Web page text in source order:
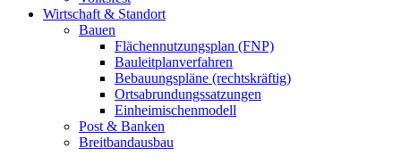
Wirtschaft & Standort
Bauen
Flächennutzungsplan (FNP)
Bauleitplanverfahren
Bebauungspläne (rechtskräftig)
Ortsabrundungssatzungen
Einheimischenmodell
Post & Banken
Breitbandausbau